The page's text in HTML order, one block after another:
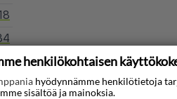
henkilökohtaisen
hyödynnämme henkilötietoja
sisältöä ja mainoksia.